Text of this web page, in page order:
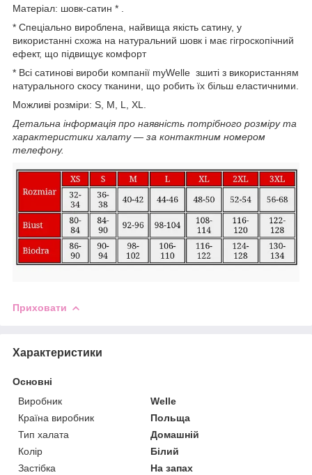
Матеріал: шовк-сатин * .
* Спеціально вироблена, найвища якість сатину, у
використанні схожа на натуральний шовк і має гігроскопічний
ефект, що підвищує комфорт
* Всі сатинові вироби компанії myWelle зшиті з використанням
натурального скосу тканини, що робить їх більш еластичними.
Можливі розміри: S, M, L, XL.
Детальна інформація про наявність потрібного розміру та
характеристики халату ― за контактним номером
телефону.
Приховати
Характеристики
Основні
Виробник
Welle
Країна виробник
Польща
Тип халата
Домашній
Колір
Білий
Застібка
На запах